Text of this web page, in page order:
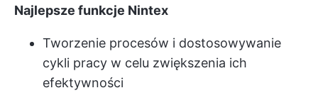
Najlepsze funkcje Nintex
Tworzenie procesów i dostosowywanie
cykli pracy w celu zwiększenia ich
efektywności